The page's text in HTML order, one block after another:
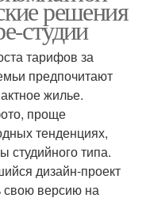
решения
студии
тарифов за
предпочитают
жилье.
проще
тенденциях,
студийного типа.
дизайн-проект
свою версию на